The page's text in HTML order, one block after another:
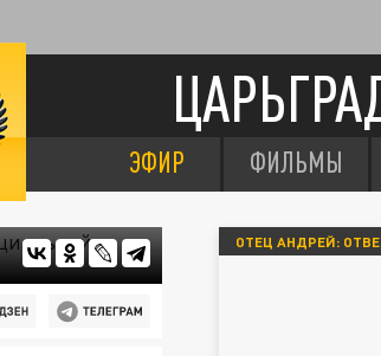
ЭФИР ФИЛЬМЫ
ОТЕЦ АНДРЕЙ: